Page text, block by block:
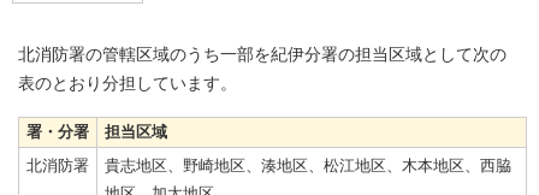
北消防署の管轄区域のうち一部を紀伊分署の担当区域として次の
表のとおり分担しています。
署・分署
担当区域
北消防署
貴志地区、野崎地区、湊地区、松江地区、木本地区、西脇